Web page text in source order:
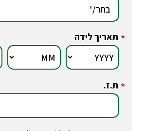
* תאריך לידה
* ת.ז.